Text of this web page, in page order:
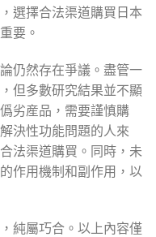
選擇合法渠道購買日本
要。
仍然存在爭議。盡管一
但多數研究結果並不顯
劣産品，需要謹慎購
決性功能問題的人來
法渠道購買。同時，未
作用機制和副作用，以
純屬巧合。以上內容僅